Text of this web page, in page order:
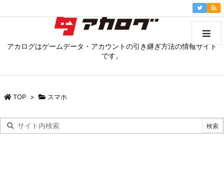
アカログはゲームデータ・アカウントの引き継ぎ方法の情報サイト
です。
TOP > スマホ